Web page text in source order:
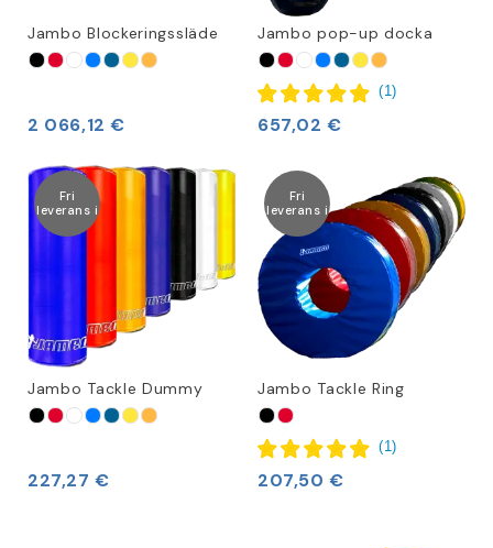
Jambo Blockeringssläde
2 066,12 €
Jambo pop-up docka
(1)
657,02 €
Fri
leverans i
Jambo Tackle Dummy
227,27 €
Fri
leverans i
Jambo Tackle Ring
(1)
207,50 €